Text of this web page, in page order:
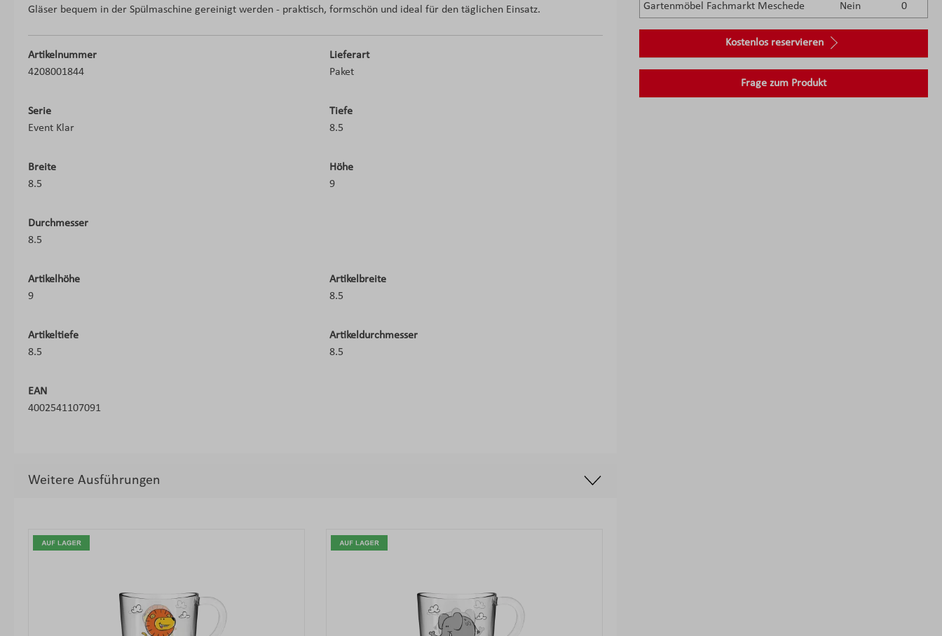
Gartenmöbel Fachmarkt Meschede
Nein 0
Kostenlos reservieren
Frage zum Produkt
Gläser bequem in der Spülmaschine gereinigt werden - praktisch, formschön und ideal für den täglichen Einsatz.
Artikelnummer
4208001844
Lieferart
Paket
Serie
Event Klar
Tiefe
8.5
Breite
8.5
Höhe
9
Durchmesser
8.5
Artikelhöhe
9
Artikelbreite
8.5
Artikeltiefe
8.5
Artikeldurchmesser
8.5
EAN
4002541107091
Weitere Ausführungen